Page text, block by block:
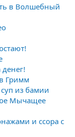
в Волшебный
Гримм
из бамии
Мычащее
и ссора с